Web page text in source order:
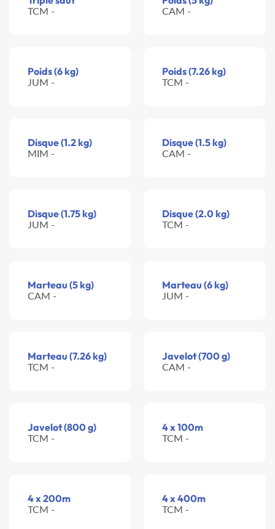
TCM - CAM -
Poids (6 kg)
JUM -
Poids (7.26 kg)
TCM -
Disque (1.2 kg)
MIM -
Disque (1.5 kg)
CAM -
Disque (1.75 kg)
JUM -
Disque (2.0 kg)
TCM -
Marteau (5 kg)
CAM -
Marteau (6 kg)
JUM -
Marteau (7.26 kg)
TCM -
Javelot (700 g)
CAM -
Javelot (800 g)
TCM -
4 x 100m
TCM -
4 x 200m
TCM -
4 x 400m
TCM -